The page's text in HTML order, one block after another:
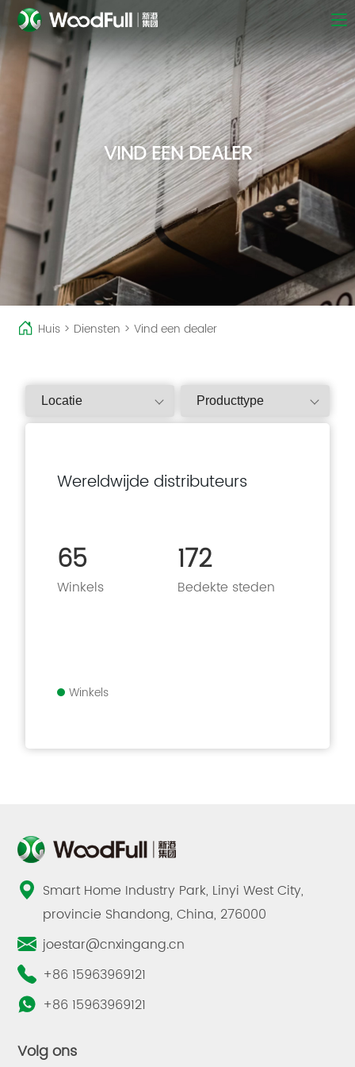
VIND EEN DEALER
Huis> Diensten > Vind een dealer
Wereldwijde distributeurs
65
Winkels
172
Bedekte steden
Winkels
Smart Home Industry Park, Linyi West City,
provincie Shandong, China, 276000
joestar@cnxingang.cn
+86 15963969121
+86 15963969121
Volg ons